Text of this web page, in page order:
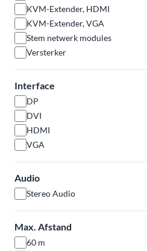
KVM-Extender, HDMI
KVM-Extender, VGA
Stem netwerk modules
Versterker
Interface
DP
DVI
HDMI
VGA
Audio
Stereo Audio
Max. Afstand
60 m